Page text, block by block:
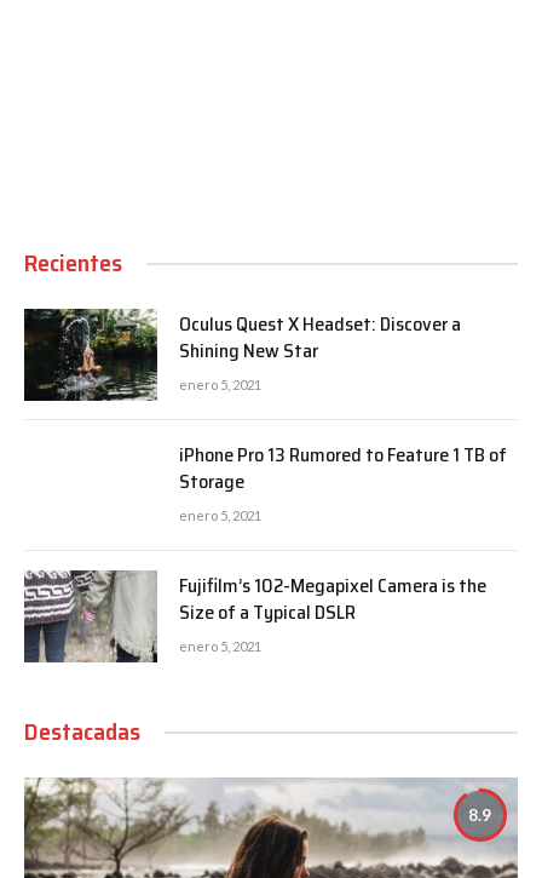
Recientes
Oculus Quest X Headset: Discover a
Shining New Star
enero 5, 2021
iPhone Pro 13 Rumored to Feature 1 TB of
Storage
enero 5, 2021
Fujifilm’s 102-Megapixel Camera is the
Size of a Typical DSLR
enero 5, 2021
Destacadas
8.9